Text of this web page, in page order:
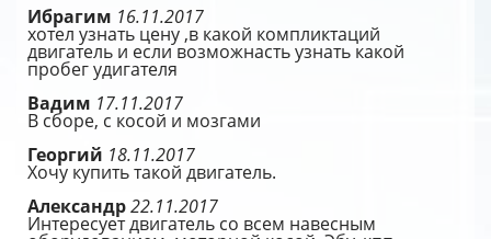
Ибрагим 16.11.2017
хотел узнать цену ,в какой компликтаций
двигатель и если возможнасть узнать какой
пробег удигателя
Вадим 17.11.2017
В сборе, с косой и мозгами
Георгий 18.11.2017
Хочу купить такой двигатель.
Александр22.11.2017
Интересует двигатель со всем навесным